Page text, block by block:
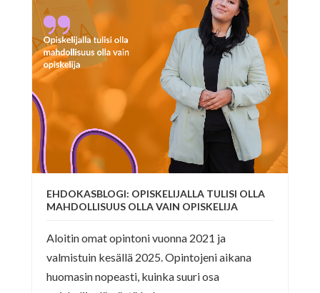
EHDOKASBLOGI: OPISKELIJALLA TULISI OLLA
MAHDOLLISUUS OLLA VAIN OPISKELIJA
Aloitin omat opintoni vuonna 2021 ja
valmistuin kesällä 2025. Opintojeni aikana
huomasin nopeasti, kuinka suuri osa